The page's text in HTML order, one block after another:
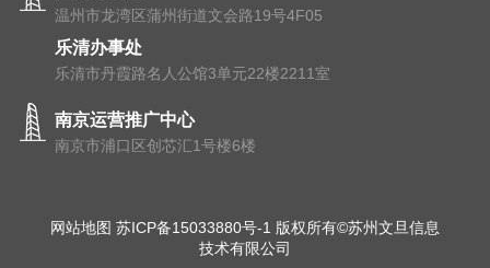
温州市⻰湾区蒲州街道⽂会路19号4F05
乐清办事处
乐清市丹霞路名人公馆3单元22楼2211室
南京运营推广中心
南京市浦⼝区创芯汇1号楼6楼
网站地图 苏ICP备15033880号-1 版权所有©苏州文旦信息
技术有限公司